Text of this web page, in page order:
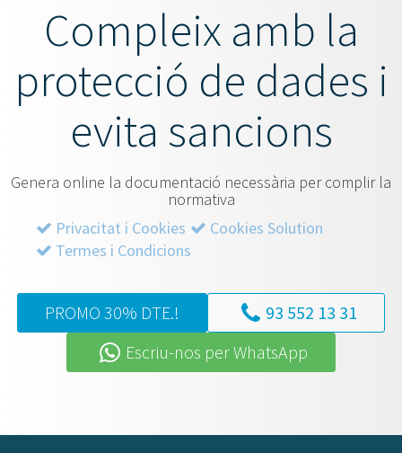
Compleix amb la
protecció de dades i
evita sancions
Genera online la documentació necessària per complir la
normativa
Privacitat i Cookies
Cookies Solution
Termes i Condicions
PROMO 30% DTE.!
93 552 13 31
Escriu-nos per WhatsApp